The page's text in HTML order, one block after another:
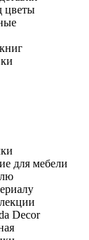
цветы
для мебели
Decor